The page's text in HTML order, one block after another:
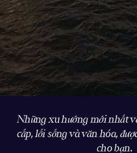
Những xu hướng mới nhất
cấp, lối sống và văn hóa,
cho bạn.